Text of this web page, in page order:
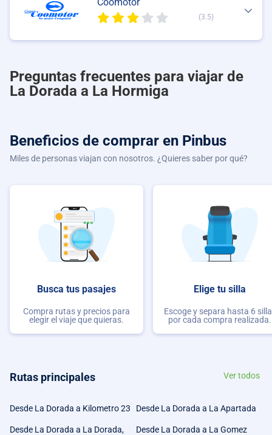
(3.5)
Preguntas frecuentes para viajar de
La Dorada a La Hormiga
Beneficios de comprar en Pinbus
Miles de personas viajan con nosotros. ¿Quieres saber por qué?
Busca tus pasajes
Compra rutas y precios para
elegir el viaje que quieras.
Elige tu silla
Escoge y separa hasta 6
por cada compra realizada.
Rutas principales Ver todos
Desde La Dorada a Kilometro 23 Desde La Dorada a La Apartada
Desde La Dorada a La Dorada,
Desde La Dorada a La Gomez